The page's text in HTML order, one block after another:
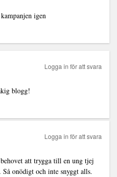
igen
blogg!
Logga in för att svara
att trygga till en ung tjej
onödigt och inte snyggt alls.
Logga in för att svara